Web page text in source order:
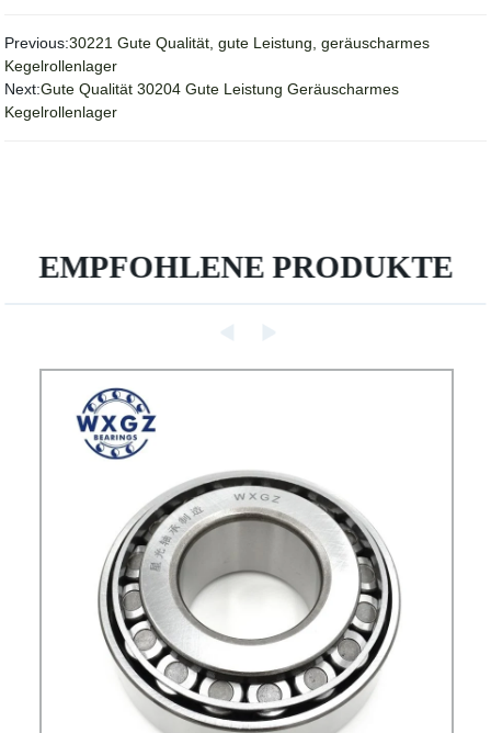
Previous:30221 Gute Qualität, gute Leistung, geräuscharmes
Kegelrollenlager
Next:Gute Qualität 30204 Gute Leistung Geräuscharmes
Kegelrollenlager
EMPFOHLENE PRODUKTE